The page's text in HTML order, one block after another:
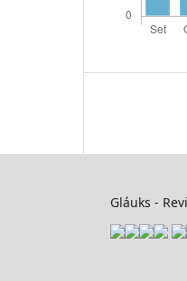
Gláuks -